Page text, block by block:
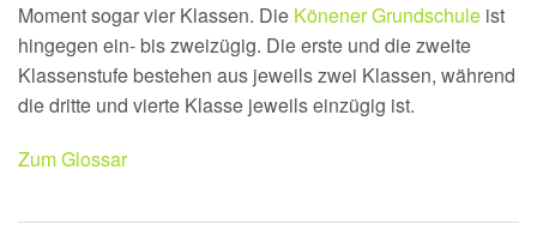
Kontakt
Moment sogar vier Klassen. Die Könener Grundschule ist
hingegen ein- bis zweizügig. Die erste und die zweite
Klassenstufe bestehen aus jeweils zwei Klassen, während
die dritte und vierte Klasse jeweils einzügig ist.
Zum Glossar